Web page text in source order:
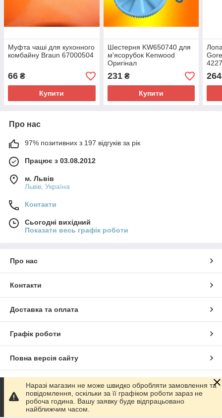
Муфта чаші для кухонного
комбайну Braun 67000504
66 ₴
Купити
Шестерня KW650740 для
м'ясорубок Kenwood
Оригінал
231₴
Купити
264
Про нас
97% позитивних з 197 відгуків за рік
Працює з 03.08.2012
м. Львів
Львів, Україна
Контакти
Сьогодні вихідний
Показати весь графік роботи
Про нас
Контакти
Доставка та оплата
Графік роботи
Повна версія сайту
Сайт створено на маркетплейсіProm.ua
Політика конфіденційності
Наразі магазин не може швидко обробляти замовлення та
повідомлення, оскільки за її графіком роботи зараз не
робоча година. Вашу заявку буде відпрацьовано
найближчим часом.